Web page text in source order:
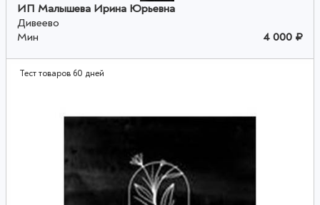
ИП Малышева Ирина Юрьевна
Дивеево
Мин
4 000 ₽
Тест товаров 60 дней